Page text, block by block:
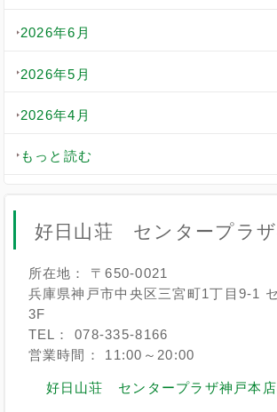
2026年6月
2026年5月
2026年4月
もっと読む
好日山荘 センタープラザ
所在地： 〒650-0021
兵庫県神戸市中央区三宮町1丁目9-1
3F
TEL： 078-335-8166
営業時間： 11:00～20:00
好日山荘 センタープラザ神戸本店